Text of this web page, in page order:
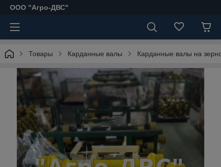
ООО "Агро-ДВС"
Товары Карданные валы Карданные валы на